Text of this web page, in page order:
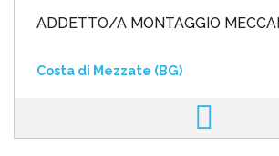
ADDETTO/A MONTAGGIO
Costa di Mezzate (BG)